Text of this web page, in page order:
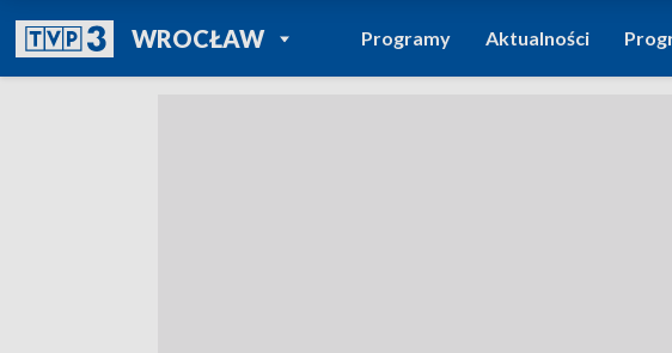
WROCŁAWPOWRÓT DO
TVP REGIONY
Programy Aktualności